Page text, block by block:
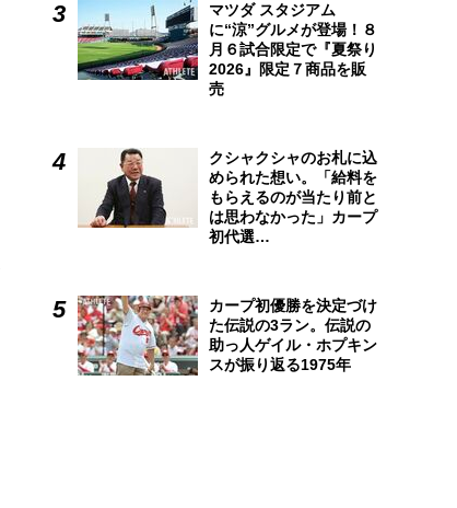
マツダ スタジアム
に“涼”グルメが登場！８
月６試合限定で『夏祭り
2026』限定７商品を販
売
クシャクシャのお札に込
められた想い。「給料を
もらえるのが当たり前と
は思わなかった」カープ
初代選…
カープ初優勝を決定づけ
た伝説の3ラン。伝説の
助っ人ゲイル・ホプキン
スが振り返る1975年